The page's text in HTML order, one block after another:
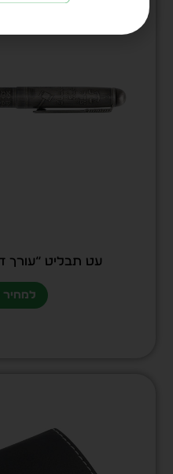
עט תבליט “עורך
למחיר